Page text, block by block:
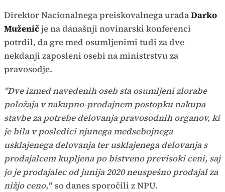
Direktor Nacionalnega preiskovalnega uradaDarko
Muženičje na današnji novinarski konferenci
potrdil, da gre med osumljenimi tudi za dve
nekdanji zaposleni osebi na ministrstvu za
pravosodje.
"Dve izmed navedenih oseb sta osumljeni zlorabe
položaja v nakupno-prodajnem postopku nakupa
stavbe za potrebe delovanja pravosodnih organov, ki
je bila v posledici njunega medsebojnega
usklajenega delovanja ter usklajenega delovanja s
prodajalcem kupljena po bistveno previsoki ceni, saj
jo je prodajalec od junija 2020 neuspešno prodajal za
nižjo ceno," so danes sporočili z NPU.